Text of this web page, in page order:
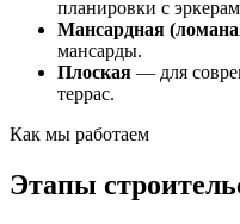
планировки с
Мансардная
мансарды.
Плоская — для
террас.
Как мы работаем
Этапы